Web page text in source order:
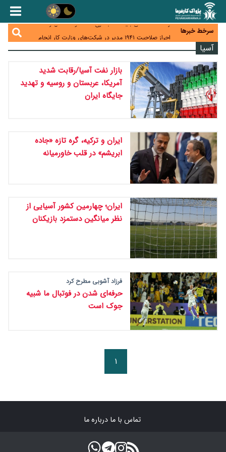
سرخط خبرها
هشدار درباره کاهش عرضه مسکن اجاره‌ای؛ دولت
رسانه تخصصی باید مطالبه‌گری، دقت و استقلال را
احراز صلاحیت ۱۹۴۱ مدیر در شرکت‌های وزارت کار انجام
صادرات محصولات آب‌بر در اوج خشکسالی؛ تراز تجاری
به چه قیمتی؟ موبایل گران می‌شود؟ هزینه واردات ۱۰ برابر شد، ثبت
سفارش همچنان متوقف است
آسیا
بازار نفت آسیا/رقابت شدید
آمریکا، عربستان و روسیه و تهدید
جایگاه ایران
ایران و ترکیه، گره تازه «جاده
ابریشم» در قلب خاورمیانه
ایران؛ چهارمین کشور آسیایی از
نظر میانگین دستمزد بازیکنان
فرزاد آشوبی مطرح کرد
حرفه‌ای شدن در فوتبال ما شبیه
جوک است
۱
تماس با ما درباره ما